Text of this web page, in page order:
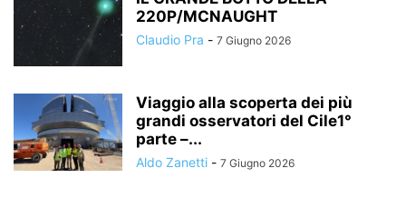
220P/MCNAUGHT
Claudio Pra - 7 Giugno 2026
Viaggio alla scoperta dei più
grandi osservatori del Cile1°
parte –...
Aldo Zanetti - 7 Giugno 2026